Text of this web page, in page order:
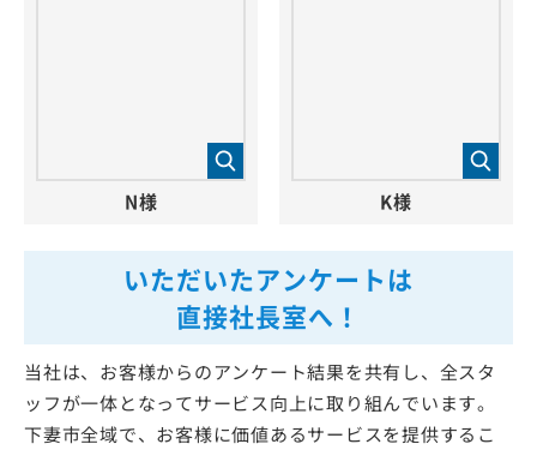
いただいたアンケートは
直接社長室へ！
当社は、お客様からのアンケート結果を共有し、全スタ
ッフが一体となってサービス向上に取り組んでいます。
下妻市全域で、お客様に価値あるサービスを提供するこ
N様 K様